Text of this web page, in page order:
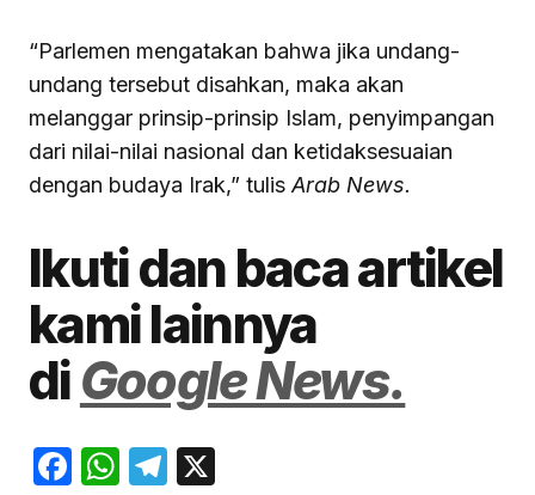
“Parlemen mengatakan bahwa jika undang-
undang tersebut disahkan, maka akan
melanggar prinsip-prinsip Islam, penyimpangan
dari nilai-nilai nasional dan ketidaksesuaian
dengan budaya Irak,” tulis Arab News.
Ikuti dan baca artikel
kami lainnya
diGoogle News.
Facebook
WhatsApp
Telegram